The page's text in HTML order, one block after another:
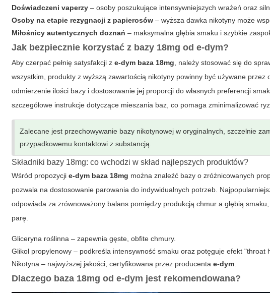
Doświadczeni vaperzy – osoby poszukujące intensywniejszych wrażeń oraz
Osoby na etapie rezygnacji z papierosów – wyższa dawka nikotyny może
Miłośnicy autentycznych doznań – maksymalna głębia smaku i szybkie
Jak bezpiecznie korzystać z bazy 18mg od e-dym?
Aby czerpać pełnię satysfakcji ze-dym baza 18mg , należy stosować się do
wszystkim, produkty z wyższą zawartością nikotyny powinny być używane
odmierzenie ilości bazy i dostosowanie jej proporcji do własnych preferencji
szczegółowe instrukcje dotyczące mieszania baz, co pomaga zminimalizować
Zalecane jest przechowywanie bazy nikotynowej w oryginalnych, szczelnie
przypadkowemu kontaktowi z substancją.
Składniki bazy 18mg: co wchodzi w skład najlepszych produktów?
Wśród propozycjie-dym baza 18mg można znaleźć bazy o zróżnicowanych
pozwala na dostosowanie parowania do indywidualnych potrzeb.
odpowiada za zrównoważony balans pomiędzy produkcją chmur a głębią
parę.
Gliceryna roślinna – zapewnia gęste, obfite chmury.
Glikol propylenowy – podkreśla intensywność smaku oraz potęguje efekt "throat
Nikotyna – najwyższej jakości, certyfikowana przez producentae-dym
Dlaczego baza 18mg od e-dym jest rekomendowana?